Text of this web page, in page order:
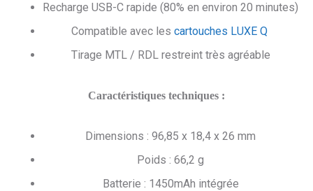
Recharge USB-C rapide (80% en environ 20 minutes)
Compatible avec les cartouches LUXE Q
Tirage MTL / RDL restreint très agréable
Caractéristiques techniques :
Dimensions : 96,85 x 18,4 x 26 mm
Poids : 66,2 g
Batterie : 1450mAh intégrée